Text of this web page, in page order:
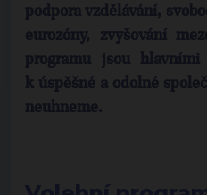
podpora vzdělávání,
eurozóny, zvyšování
programu jsou
k úspěšné a odolné
neuhneme.